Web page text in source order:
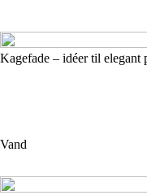
Kagefade – idéer til elegant
Vand